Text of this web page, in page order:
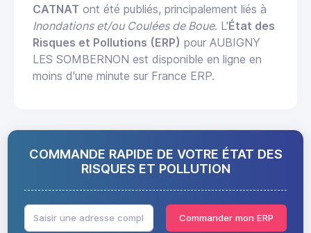
CATNAT ont été publiés, principalement liés à
Inondations et/ou Coulées de Boue. L'État des
Risques et Pollutions (ERP) pour AUBIGNY
LES SOMBERNON est disponible en ligne en
moins d'une minute sur France ERP.
COMMANDE RAPIDE DE VOTRE ÉTAT DES
RISQUES ET POLLUTION
Commander mon ERP